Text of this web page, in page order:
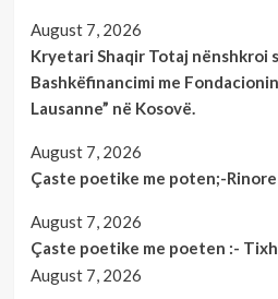
August 7, 2026
Kryetari Shaqir Totaj nënshkroi
Bashkëfinancimi me
Lausanne” në Kosovë.
August 7, 2026
Çaste poetike me poten;-Rinore
August 7, 2026
Çaste poetike me poeten :-
August 7, 2026